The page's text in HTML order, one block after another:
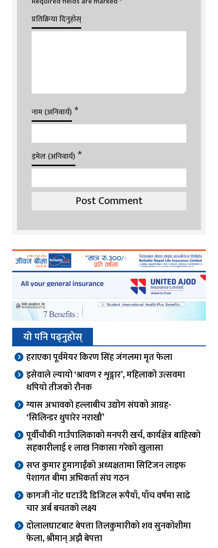
प्रतिक्रिया दिनुहोस्
नाम (अनिवार्य) *
इमेल (अनिवार्य) *
यो पनि पढ्नुहोस्
हराएका पूर्वमेयर किरण सिंह जंगलमा मृत फेला
इसेवाले ल्यायो ‘श्रावण र शृङ्गार’, महिलाको उत्सवमा
थपियो तीजको रौनक
ग्यास अभावको हल्लाबीच उद्योग संघको आग्रह-
‘सिलिन्डर थुपारेर नराखौं’
पूर्वीचौकी गाउँपालिकाको मनपरी खर्च, कार्यक्षेत्र बाहिरको
सहकारीलाई १ लाख निकासा गरेको खुलासा
सप्त कुमार हुमागाईंको अध्यक्षतामा सिटिजन लाइफ
पेशागत बीमा अभिकर्ता संघ गठन
कागजी नोट घटाउँदै डिजिटल रूपैयाँ, पाँच वर्षमा साढे
चार अर्ब बचतको लक्ष्य
दोलालघाटबाट बेपत्ता तिलकुमारीको शव सुनकोशीमा
फेला, श्रीमान् अझै बेपत्ता